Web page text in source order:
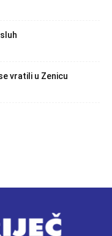
vratili u Zenicu